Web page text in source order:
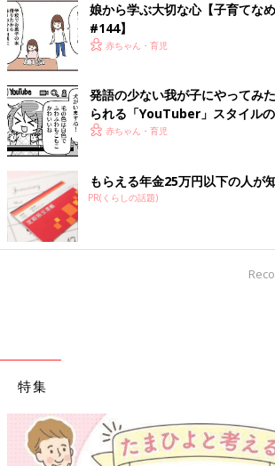
娘から学ぶ大切な心【子育てな
#144】
赤ちゃん・育児
発語の少ない我が子にやってみ
られる「YouTuber」スタイル
子育て ＃65』
赤ちゃん・育児
もらえる年金25万円以下の人が
PR(くらしの話題)
特集